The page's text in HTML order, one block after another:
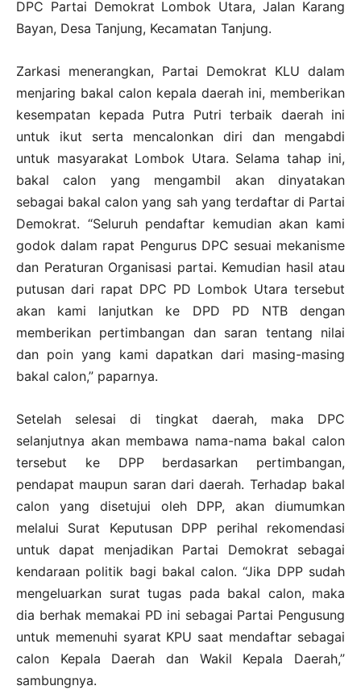
DPC Partai Demokrat Lombok Utara, Jalan Karang
Bayan, Desa Tanjung, Kecamatan Tanjung.
Zarkasi menerangkan, Partai Demokrat KLU dalam
menjaring bakal calon kepala daerah ini, memberikan
kesempatan kepada Putra Putri terbaik daerah ini
untuk ikut serta mencalonkan diri dan mengabdi
untuk masyarakat Lombok Utara. Selama tahap ini,
bakal calon yang mengambil akan dinyatakan
sebagai bakal calon yang sah yang terdaftar di Partai
Demokrat. “Seluruh pendaftar kemudian akan kami
godok dalam rapat Pengurus DPC sesuai mekanisme
dan Peraturan Organisasi partai. Kemudian hasil atau
putusan dari rapat DPC PD Lombok Utara tersebut
akan kami lanjutkan ke DPD PD NTB dengan
memberikan pertimbangan dan saran tentang nilai
dan poin yang kami dapatkan dari masing-masing
bakal calon,” paparnya.
Setelah selesai di tingkat daerah, maka DPC
selanjutnya akan membawa nama-nama bakal calon
tersebut ke DPP berdasarkan pertimbangan,
pendapat maupun saran dari daerah. Terhadap bakal
calon yang disetujui oleh DPP, akan diumumkan
melalui Surat Keputusan DPP perihal rekomendasi
untuk dapat menjadikan Partai Demokrat sebagai
kendaraan politik bagi bakal calon. “Jika DPP sudah
mengeluarkan surat tugas pada bakal calon, maka
dia berhak memakai PD ini sebagai Partai Pengusung
untuk memenuhi syarat KPU saat mendaftar sebagai
calon Kepala Daerah dan Wakil Kepala Daerah,”
sambungnya.